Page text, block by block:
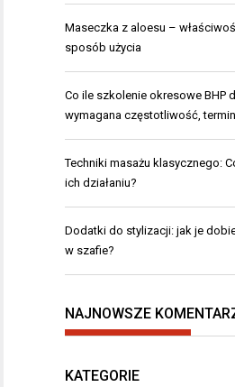
Maseczka z aloesu –
sposób użycia
Co ile szkolenie okresowe BHP
wymagana częstotliwość,
Techniki masażu klasycznego:
ich działaniu?
Dodatki do stylizacji: jak je
w szafie?
NAJNOWSZE
KATEGORIE